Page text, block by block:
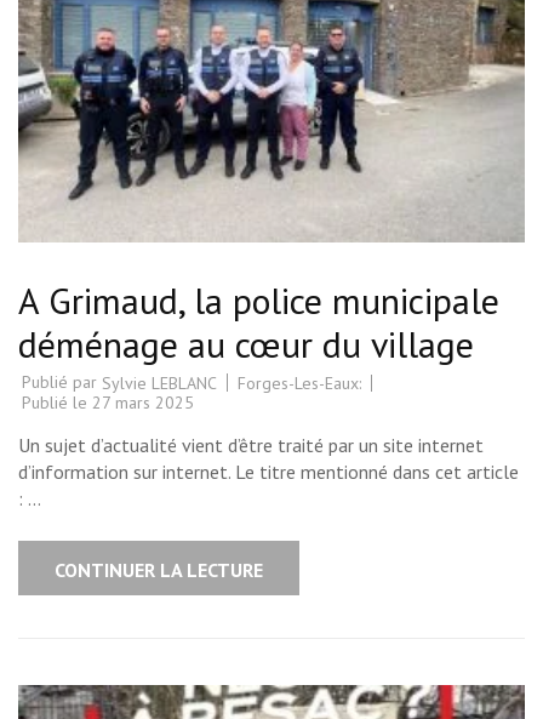
A Grimaud, la police municipale
déménage au cœur du village
Publié par Sylvie LEBLANC
Forges-Les-Eaux:
Publié le 27 mars 2025
Un sujet d’actualité vient d’être traité par un site internet
d’information sur internet. Le titre mentionné dans cet article
: …
CONTINUER LA LECTURE